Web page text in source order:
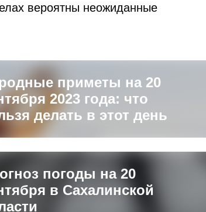
вероятны неожиданные
приметы на 20
2023 года: что
делать в этот день
погоды на 20
в Сахалинской